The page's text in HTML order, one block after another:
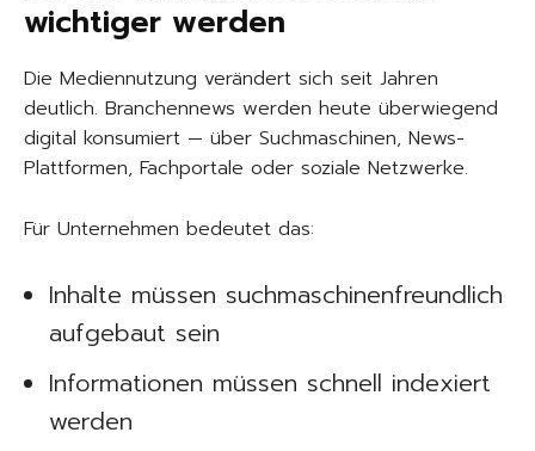
wichtiger werden
Die Mediennutzung verändert sich seit Jahren
deutlich. Branchennews werden heute überwiegend
digital konsumiert — über Suchmaschinen, News-
Plattformen, Fachportale oder soziale Netzwerke.
Für Unternehmen bedeutet das:
Inhalte müssen suchmaschinenfreundlich
aufgebaut sein
Informationen müssen schnell indexiert
werden